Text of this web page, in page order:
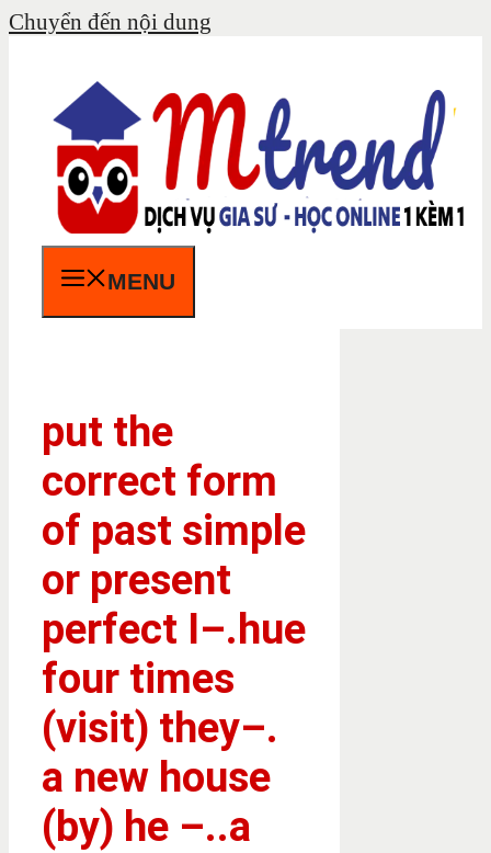
Chuyển đến nội dung
MENU
put the
correct form
of past simple
or present
perfect I–.hue
four times
(visit) they–.
a new house
(by) he –..a